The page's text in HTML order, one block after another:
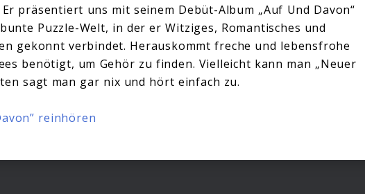
präsentiert uns mit seinem Debüt-Album „Auf Und Davon“
Puzzle-Welt, in der er Witziges, Romantisches und
gekonnt verbindet. Herauskommt freche und lebensfrohe
benötigt, um Gehör zu finden. Vielleicht kann man „Neuer
sagt man gar nix und hört einfach zu.
reinhören